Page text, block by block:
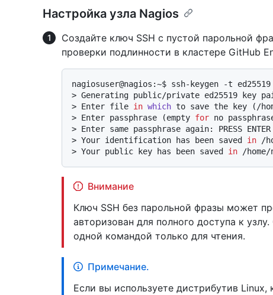
Настройка узла Nagios
Создайте ключ SSH с пустой парольной
проверки подлинности в кластере GitHub
> Generating public/private ed25519 key
> Enter file in which to save the key (/
> Enter passphrase (empty for no
> Enter same passphrase again: PRESS ENTER
> Your identification has been saved in /
> Your public key has been saved in /
Внимание
Ключ SSH без парольной фразы может
авторизован для полного доступа к
одной командой только для чтения.
Примечание.
Если вы используете дистрибутив